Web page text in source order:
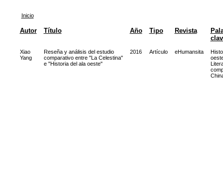
Inicio
Autor Título Año Tipo Revista
Xiao
Yang
Reseña y análisis del estudio
comparativo entre "La Celestina"
e "Historia del ala oeste"
2016 Artículo eHumansita